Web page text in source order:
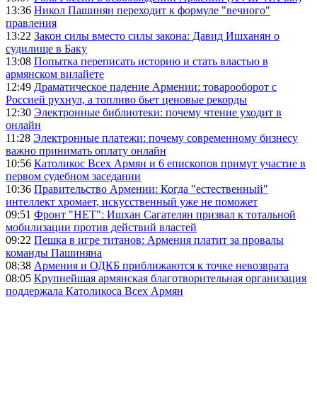
13:36 Никол Пашинян переходит к формуле "вечного"
правления
13:22 Закон силы вместо силы закона: Давид Ишханян о
судилище в Баку
13:08 Попытка переписать историю и стать властью в
армянском вилайете
12:49 Драматическое падение Армении: товарооборот с
Россией рухнул, а топливо бьет ценовые рекорды
12:30 Электронные библиотеки: почему чтение уходит в
онлайн
11:28 Электронные платежи: почему современному бизнесу
важно принимать оплату онлайн
10:56 Католикос Всех Армян и 6 епископов примут участие в
первом судебном заседании
10:36 Правительство Армении: Когда "естественный"
интеллект хромает, искусственный уже не поможет
09:51 Фронт "НЕТ": Ишхан Сагателян призвал к тотальной
мобилизации против действий властей
09:22 Пешка в игре титанов: Армения платит за провалы
команды Пашиняна
08:38 Армения и ОДКБ приближаются к точке невозврата
08:05 Крупнейшая армянская благотворительная организация
поддержала Католикоса Всех Армян